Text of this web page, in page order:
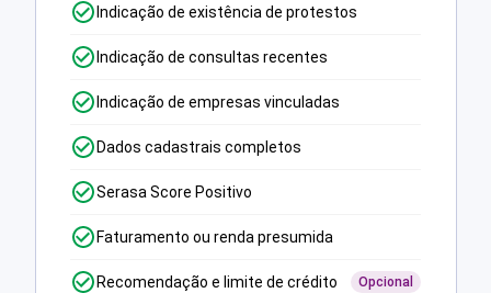
Indicação de existência de protestos
Indicação de consultas recentes
Indicação de empresas vinculadas
Dados cadastrais completos
Serasa Score Positivo
Faturamento ou renda presumida
Recomendação e limite de crédito Opcional